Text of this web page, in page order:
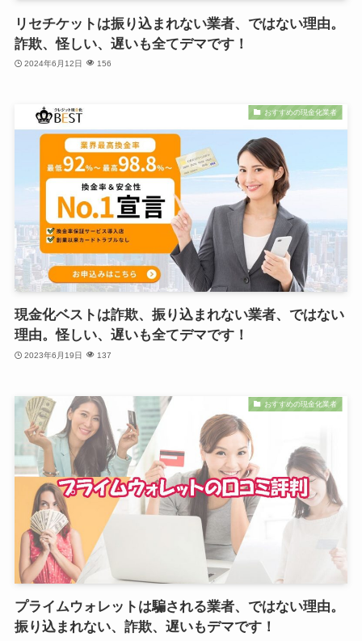
リセチケットは振り込まれない業者、ではない理由。
詐欺、怪しい、遅いも全てデマです！
2024年6月12日 156
おすすめの現金化業者
現金化ベストは詐欺、振り込まれない業者、ではない
理由。怪しい、遅いも全てデマです！
2023年6月19日 137
おすすめの現金化業者
プライムウォレットは騙される業者、ではない理由。
振り込まれない、詐欺、遅いもデマです！